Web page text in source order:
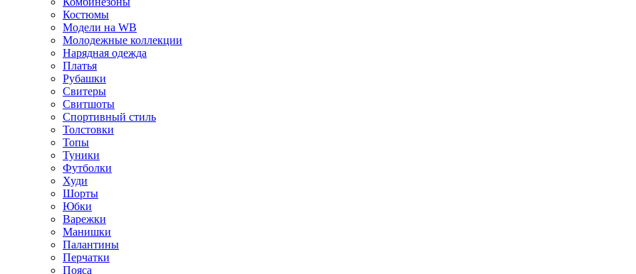
Костюмы
Модели на WB
Молодежные коллекции
Нарядная одежда
Платья
Рубашки
Свитеры
Свитшоты
Спортивный стиль
Толстовки
Топы
Туники
Футболки
Худи
Шорты
Юбки
Варежки
Манишки
Палантины
Перчатки
Пояса